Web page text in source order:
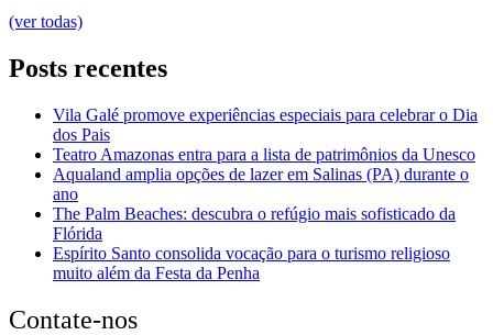
(ver todas)
Posts recentes
Vila Galé promove experiências especiais para celebrar o Dia
dos Pais
Teatro Amazonas entra para a lista de patrimônios da Unesco
Aqualand amplia opções de lazer em Salinas (PA) durante o
ano
The Palm Beaches: descubra o refúgio mais sofisticado da
Flórida
Espírito Santo consolida vocação para o turismo religioso
muito além da Festa da Penha
Contate-nos